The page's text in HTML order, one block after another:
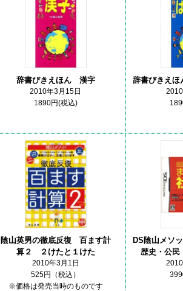
辞書びきえほん 漢字
2010年3月15日
1890円(税込)
辞書びきえ
陰山英男の徹底反復 百ます計
算２ ２けたと１けた
2010年3月1日
525円（税込）
※価格は発売当時のものです
DS陰山メソ
歴史・公民